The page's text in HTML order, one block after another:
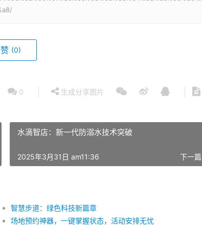
赞 (0)
0 生成分享图片
水滴智店：新一代防溺水技术突破
下一
2025年3月31日 am11:36
智慧步道：绿色科技新篇章
场地预约神器，一键掌握状态，活动安排无忧